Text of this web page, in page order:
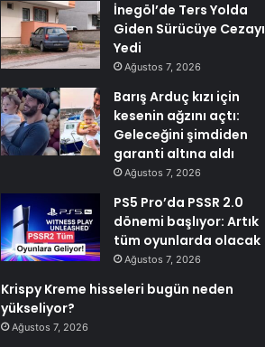
İnegöl’de Ters Yolda
Giden Sürücüye Cezayı
Yedi
Ağustos 7, 2026
Barış Arduç kızı için
kesenin ağzını açtı:
Geleceğini şimdiden
garanti altına aldı
Ağustos 7, 2026
PS5 Pro’da PSSR 2.0
dönemi başlıyor: Artık
tüm oyunlarda olacak
Ağustos 7, 2026
Krispy Kreme hisseleri bugün neden
yükseliyor?
Ağustos 7, 2026